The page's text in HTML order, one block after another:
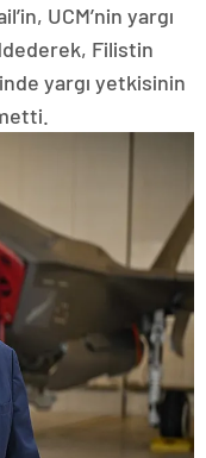
UCM’nin yargı
Filistin
yargı yetkisinin